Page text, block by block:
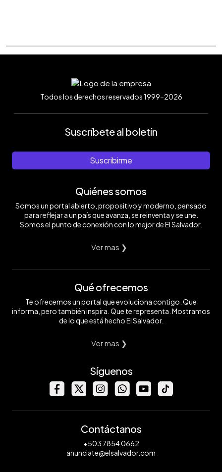
Todos los derechos reservados 1999-2026
Suscríbete al boletín
Suscribirme
Quiénes somos
Somos un portal abierto, propositivo y moderno, pensado
para reflejar a un país que avanza, se reinventa y se une.
Somos el punto de conexión con lo mejor de El Salvador.
Ver mas ❯
Qué ofrecemos
Te ofrecemos un portal que evoluciona contigo. Que
informa, pero también inspira. Que te representa. Mostramos
de lo que está hecho El Salvador.
Ver mas ❯
Síguenos
Contáctanos
+503 7854 0662
anunciate@elsalvador.com